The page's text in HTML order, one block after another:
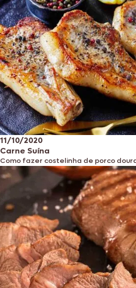
11/10/2020
Carne Suína
Como fazer costelinha de porco